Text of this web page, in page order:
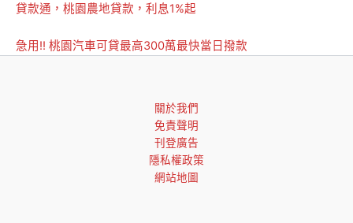
貸款通，桃園農地貸款，利息1%起
急用!! 桃園汽車可貸最高300萬最快當日撥款
關於我們
免責聲明
刊登廣告
隱私權政策
網站地圖